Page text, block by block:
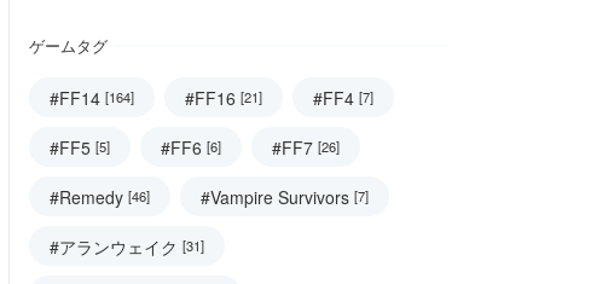
ゲームタグ
#FF14 [164] #FF16 [21] #FF4 [7]
#FF5 [5] #FF6 [6] #FF7 [26]
#Remedy [46] #Vampire Survivors [7]
#アランウェイク [31]